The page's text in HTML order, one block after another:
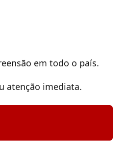
em todo o país.
atenção imediata.